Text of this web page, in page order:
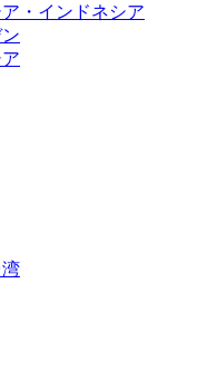
・インドネシア